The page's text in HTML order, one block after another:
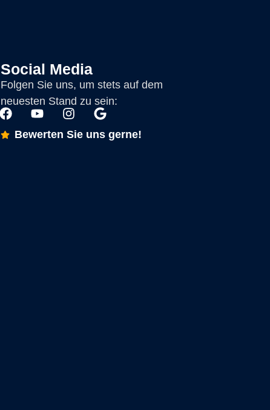
Social Media
Folgen Sie uns, um stets auf dem
neuesten Stand zu sein:
Bewerten Sie uns gerne!